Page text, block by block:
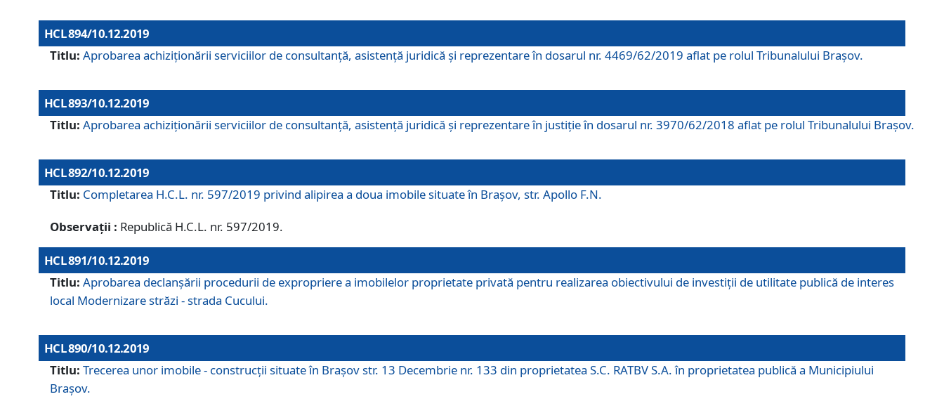
HCL 894/10.12.2019
Titlu: Aprobarea achiziţionării serviciilor de consultanţă, asistenţă juridică şi reprezentare în dosarul nr. 4469/62/2019 aflat pe rolul Tribunalului Braşov.
HCL 893/10.12.2019
Titlu: Aprobarea achiziţionării serviciilor de consultanţă, asistenţă juridică şi reprezentare în justiţie în dosarul nr. 3970/62/2018 aflat pe rolul Tribunalului Braşov.
HCL 892/10.12.2019
Titlu: Completarea H.C.L. nr. 597/2019 privind alipirea a doua imobile situate în Brașov, str. Apollo F.N.
Observații : Republică H.C.L. nr. 597/2019.
HCL 891/10.12.2019
Titlu: Aprobarea declanșării procedurii de expropriere a imobilelor proprietate privată pentru realizarea obiectivului de investiții de utilitate publică de interes
local Modernizare străzi - strada Cucului.
HCL 890/10.12.2019
Titlu: Trecerea unor imobile - construcții situate în Brașov str. 13 Decembrie nr. 133 din proprietatea S.C. RATBV S.A. în proprietatea publică a Municipiului
Brașov.